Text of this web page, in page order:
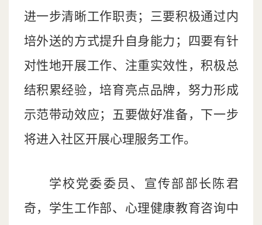
进一步清晰工作职责；三要积极通过内
培外送的方式提升自身能力；四要有针
对性地开展工作、注重实效性，积极总
结积累经验，培育亮点品牌，努力形成
示范带动效应；五要做好准备，下一步
将进入社区开展心理服务工作。
学校党委委员、宣传部部长陈君
奇， 学生工作部、 心理健康教育咨询中